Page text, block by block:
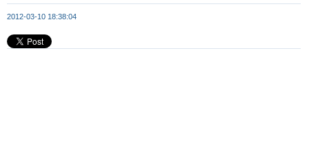
2012-03-10 18:38:04